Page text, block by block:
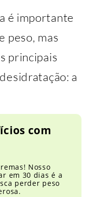
é importante
peso, mas
principais
a
com
Nosso
em 30 dias é a
perder peso